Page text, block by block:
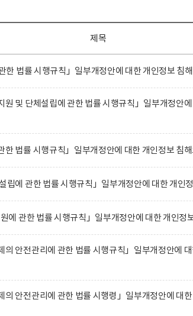
제목
한 법률 시행규칙」일부개정안에 대한 개인정보 침
원 및 단체설립에 관한 법률 시행규칙」일부개정안
한 법률 시행규칙」일부개정안에 대한 개인정보 침
립에 관한 법률 시행규칙」일부개정안에 대한 개인
원에 관한 법률 시행규칙」일부개정안에 대한 개인정
의 안전관리에 관한 법률 시행규칙」일부개정안에
의 안전관리에 관한 법률 시행령」일부개정안에 대